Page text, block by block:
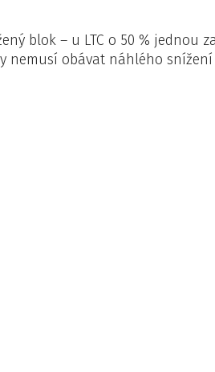
blok – u LTC o 50 % jednou
nemusí obávat náhlého